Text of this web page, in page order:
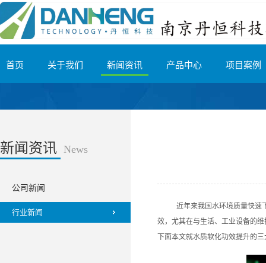
首页 关于我们 新闻资讯 产品中心 项目案例
新闻资讯 News
公司新闻
行业新闻
近年来我国水环境质量快速
效，尤其在与生活、工业设备的
下面本文就水质软化功效提升的